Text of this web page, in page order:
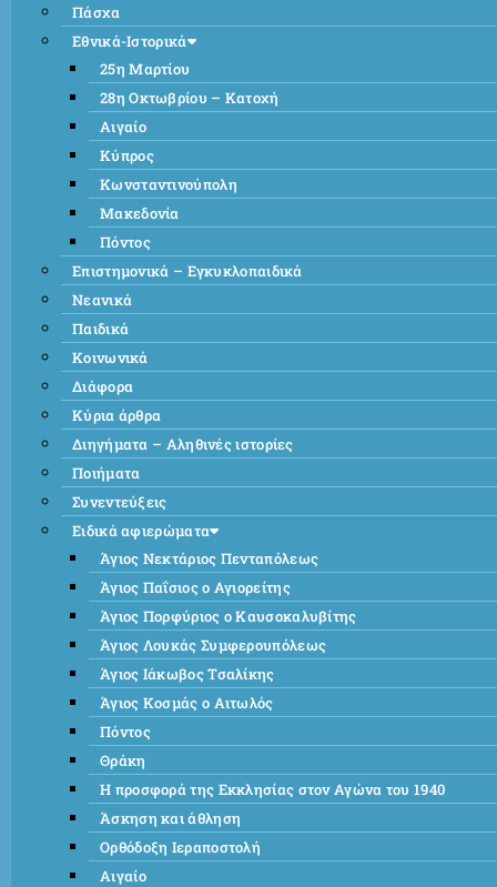
Πάσχα
Εθνικά-Ιστορικά
25η Μαρτίου
28η Οκτωβρίου – Κατοχή
Αιγαίο
Κύπρος
Κωνσταντινούπολη
Μακεδονία
Πόντος
Επιστημονικά – Εγκυκλοπαιδικά
Νεανικά
Παιδικά
Κοινωνικά
Διάφορα
Κύρια άρθρα
Διηγήματα – Αληθινές ιστορίες
Ποιήματα
Συνεντεύξεις
Ειδικά αφιερώματα
Άγιος Νεκτάριος Πενταπόλεως
Άγιος Παΐσιος ο Αγιορείτης
Άγιος Πορφύριος ο Καυσοκαλυβίτης
Άγιος Λουκάς Συμφερουπόλεως
Άγιος Ιάκωβος Τσαλίκης
Άγιος Κοσμάς ο Αιτωλός
Πόντος
Θράκη
Η προσφορά της Εκκλησίας στον Αγώνα του 1940
Άσκηση και άθληση
Ορθόδοξη Ιεραποστολή
Αιγαίο